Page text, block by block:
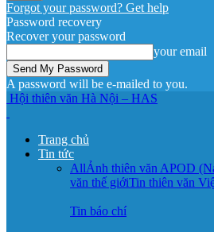
Forgot your password? Get help
Password recovery
Recover your password
your email
A password will be e-mailed to you.
Hội thiên văn Hà Nội – HAS
Trang chủ
Tin tức
AllẢnh thiên văn APOD
văn thế giớiTin thiên văn
Tin báo chí